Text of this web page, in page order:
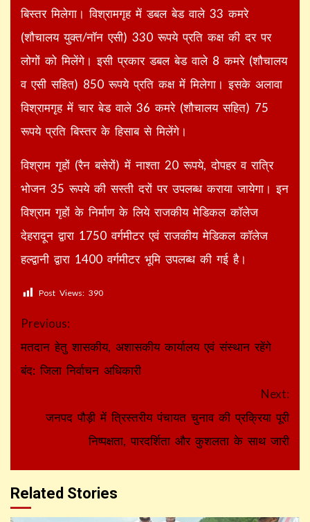
बिस्तर मिलेगा। विश्रामगृह में डबल बेड वाले 33 कमरे
(शौचालय युक्त/नॉन एसी) 330 रूपये प्रति कक्ष की दर पर
लोगों को मिलेंगे। इसी प्रकार डबल बेड वाले 8 कमरे (शौचालय
व एसी सहित) 850 रूपये प्रति कक्ष में मिलेगा। इसके अलावा
विश्रामगृह में चार बेड वाले 36 कमरे (शौचालय सहित) 75
रूपये प्रति बिस्तर के हिसाब से मिलेंगे।
विश्राम गृहों (रैन बसेरों) में नाश्ता 20 रूपये, दोपहर व रात्रि
भोजन 35 रूपये की सस्ती दरों पर उपलब्ध कराया जायेगा। इन
विश्राम गृहों के निर्माण के लिये राजकीय मेडिकल कॉलेज
देहरादून द्वारा 1750 वर्गमीटर एवं राजकीय मेडिकल कॉलेज
हल्द्वानी द्वारा 1400 वर्गमीटर भूमि उपलब्ध की गई है।
Post Views: 390
Continue
Reading
Previous:
मतदान हेतु शासकीय, अशासकीय कार्यालय एवं संस्थान रहेंगे
बंद: जिला निर्वाचन अधिकारी
Next:
जनपद पौड़ी में त्रिस्तरीय पंचायत चुनाव की प्रक्रिया पूरी
निष्पक्षता, पारदर्शिता और कुशलता के साथ जारी
Related Stories